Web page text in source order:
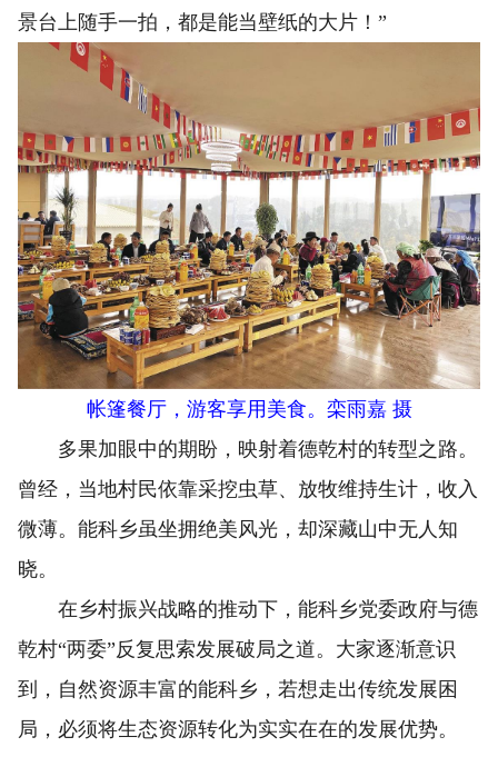
景台上随手一拍，都是能当壁纸的大片！”
帐篷餐厅，游客享用美食。栾雨嘉 摄
多果加眼中的期盼，映射着德乾村的转型之路。
曾经，当地村民依靠采挖虫草、放牧维持生计，收入
微薄。能科乡虽坐拥绝美风光，却深藏山中无人知
晓。
在乡村振兴战略的推动下，能科乡党委政府与德
乾村“两委”反复思索发展破局之道。大家逐渐意识
到，自然资源丰富的能科乡，若想走出传统发展困
局，必须将生态资源转化为实实在在的发展优势。